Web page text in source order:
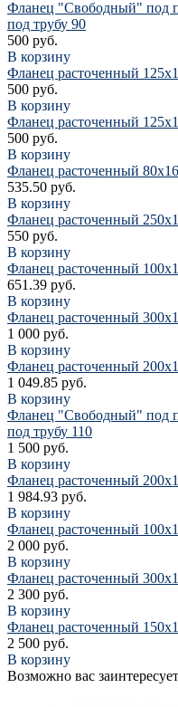
Фланец "Свободный" под
под трубу 90
500 руб.
В корзину
Фланец расточенный
500 руб.
В корзину
Фланец расточенный
500 руб.
В корзину
Фланец расточенный
535.50 руб.
В корзину
Фланец расточенный
550 руб.
В корзину
Фланец расточенный
651.39 руб.
В корзину
Фланец расточенный
1 000 руб.
В корзину
Фланец расточенный
1 049.85 руб.
В корзину
Фланец "Свободный" под
под трубу 110
1 500 руб.
В корзину
Фланец расточенный
1 984.93 руб.
В корзину
Фланец расточенный
2 000 руб.
В корзину
Фланец расточенный
2 300 руб.
В корзину
Фланец расточенный
2 500 руб.
В корзину
Возможно вас заинтересует